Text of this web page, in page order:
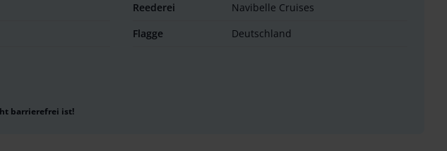
Reederei
Navibelle Cruises
Flagge
Deutschland
barrierefrei ist!